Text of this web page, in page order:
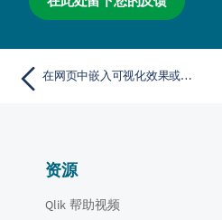
在网页中嵌入可视化效果或工作表
资源
Qlik 帮助视频